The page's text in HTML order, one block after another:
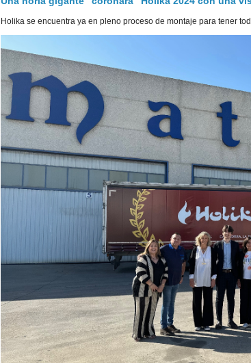
Holika se encuentra ya en pleno proceso de montaje para tener